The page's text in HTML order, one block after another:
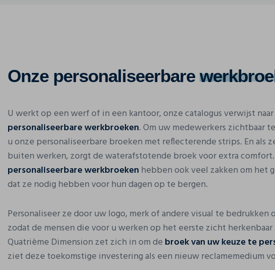
Onze personaliseerbare
U werkt op een werf of in een kantoor, onze catalogus verwijst
personaliseerbare werkbroeken. Om uw medewerkers zichtbaar
u onze personaliseerbare broeken met reflecterende strips. En als
buiten werken, zorgt de waterafstotende broek voor extra
personaliseerbare werkbroeken hebben ook veel zakken om het
dat ze nodig hebben voor hun dagen op te bergen.
Personaliseer ze door uw logo, merk of andere visual te bedrukken
zodat de mensen die voor u werken op het eerste zicht herkenbaar
Quatrième Dimension zet zich in om de broek van uw keuze te
ziet deze toekomstige investering als een nieuw reclamemedium